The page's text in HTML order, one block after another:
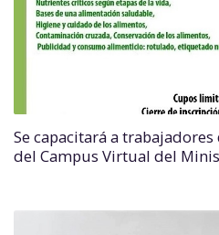
Se capacitará a
del Campus Virtual del